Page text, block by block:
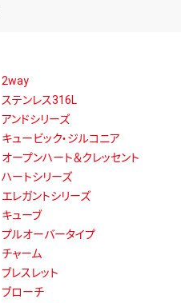
2way
ステンレス316L
アンドシリーズ
キュービック・ジルコニア
オープンハート＆クレッセント
ハートシリーズ
エレガントシリーズ
キューブ
プルオーバータイプ
チャーム
ブレスレット
ブローチ